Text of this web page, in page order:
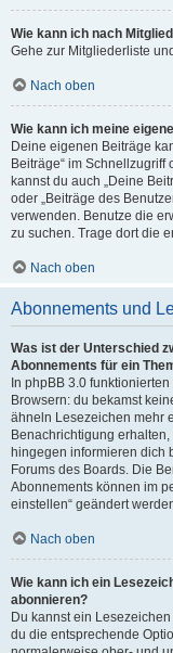
Wie kann ich nach
Gehe zur Mitgliederliste
Nach oben
Wie kann ich meine
Deine eigenen Beiträge
Beiträge“ im
kannst du auch „Deine
oder „Beiträge des
verwenden. Benutze die
zu suchen. Trage dort die
Nach oben
Abonnements und
Was ist der Unterschied
Abonnements für ein
In phpBB 3.0
Browsern: du bekamst
ähneln Lesezeichen mehr
Benachrichtigung
hingegen informieren dich
Forums des Boards. Die
Abonnements können im
einstellen“ geändert
Nach oben
Wie kann ich ein
abonnieren?
Du kannst ein
du die entsprechende